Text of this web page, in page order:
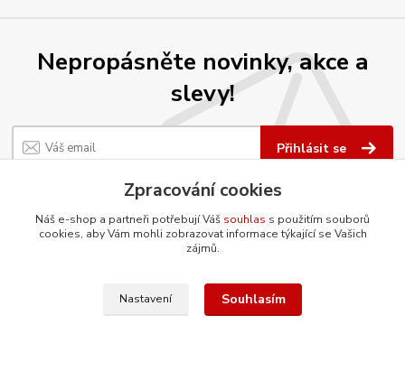
Nepropásněte novinky, akce a
slevy!
Přihlásit se
zpracováním osobních údajů za účelem rozesílky newsletteru.
Zpracování cookies
Náš e-shop a partneři potřebují Váš souhlas s použitím souborů
cookies, aby Vám mohli zobrazovat informace týkající se Vašich
zájmů.
Nastavení Souhlasím